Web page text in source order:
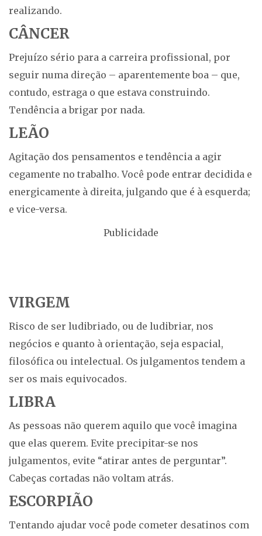
realizando.
CÂNCER
Prejuízo sério para a carreira profissional, por
seguir numa direção – aparentemente boa – que,
contudo, estraga o que estava construindo.
Tendência a brigar por nada.
LEÃO
Agitação dos pensamentos e tendência a agir
cegamente no trabalho. Você pode entrar decidida e
energicamente à direita, julgando que é à esquerda;
e vice-versa.
Publicidade
VIRGEM
Risco de ser ludibriado, ou de ludibriar, nos
negócios e quanto à orientação, seja espacial,
filosófica ou intelectual. Os julgamentos tendem a
ser os mais equivocados.
LIBRA
As pessoas não querem aquilo que você imagina
que elas querem. Evite precipitar-se nos
julgamentos, evite “atirar antes de perguntar”.
Cabeças cortadas não voltam atrás.
ESCORPIÃO
Tentando ajudar você pode cometer desatinos com